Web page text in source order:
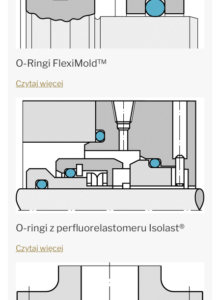
O-Ringi FlexiMold™
Czytaj więcej
O-ringi z perfluorelastomeru Isolast®
Czytaj więcej